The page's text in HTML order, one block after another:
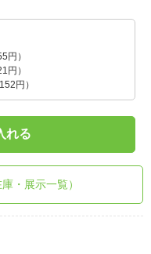
円）
円）
円）
れる
・展示一覧）